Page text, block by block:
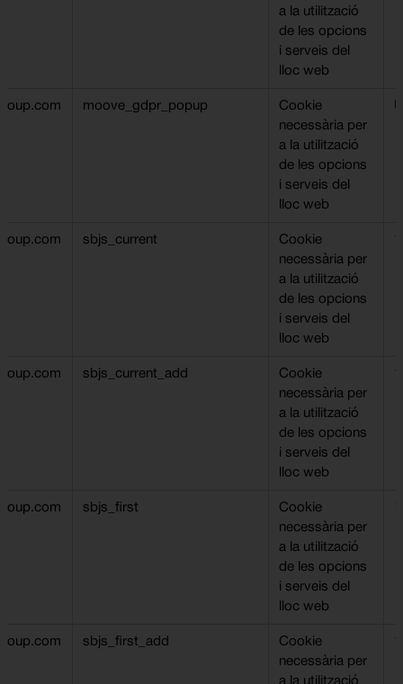
a la utilització
de les opcions
i serveis del
lloc web
moove_gdpr_popup
Cookie
necessària per
a la utilització
de les opcions
i serveis del
lloc web
sbjs_current
Cookie
necessària per
a la utilització
de les opcions
i serveis del
lloc web
sbjs_current_add
Cookie
necessària per
a la utilització
de les opcions
i serveis del
lloc web
sbjs_first
Cookie
necessària per
a la utilització
de les opcions
i serveis del
lloc web
sbjs_first_add
Cookie
necessària per
a la utilització